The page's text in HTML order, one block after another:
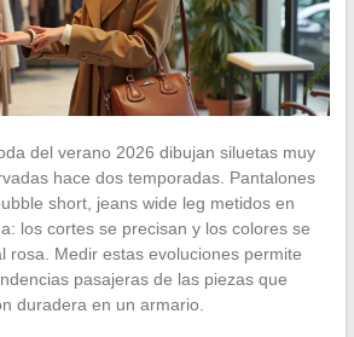
del verano 2026 dibujan siluetas muy
hace dos temporadas. Pantalones
short, jeans wide leg metidos en
los cortes se precisan y los colores se
rosa. Medir estas evoluciones permite
pasajeras de las piezas que
duradera en un armario.